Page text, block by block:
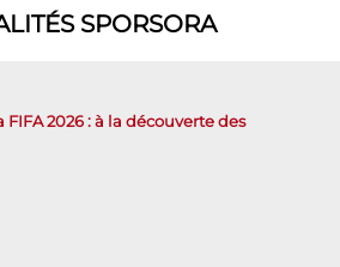
SPORSORA
2026 : à la découverte des